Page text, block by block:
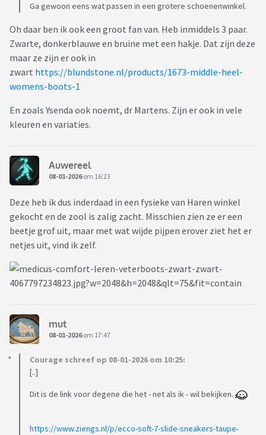
Ga gewoon eens wat passen in een grotere schoenenwinkel.
Oh daar ben ik ook een groot fan van. Heb inmiddels 3 paar.
Zwarte, donkerblauwe en bruine met een hakje. Dat zijn deze
maar ze zijn er ook in
zwart https://blundstone.nl/products/1673-middle-heel-
womens-boots-1
En zoals Ysenda ook noemt, dr Martens. Zijn er ook in vele
kleuren en variaties.
Auwereel
08-01-2026om 16:23
Deze heb ik dus inderdaad in een fysieke van Haren winkel
gekocht en de zool is zalig zacht. Misschien zien ze er een
beetje grof uit, maar met wat wijde pijpen erover ziet het er
netjes uit, vind ik zelf.
mut
08-01-2026om 17:47
Courage schreef op 08-01-2026 om 10:25:
[..]
Dit is de link voor degene die het - net als ik - wil bekijken.
https://www.ziengs.nl/p/ecco-soft-7-slide-sneakers-taupe-